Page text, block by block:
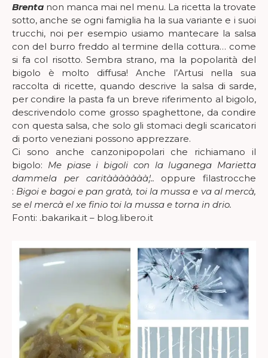
Brenta non manca mai nel menu. La ricetta la trovate
sotto, anche se ogni famiglia ha la sua variante e i suoi
trucchi, noi per esempio usiamo mantecare la salsa
con del burro freddo al termine della cottura… come
si fa col risotto. Sembra strano, ma la popolarità del
bigolo è molto diffusa! Anche l’Artusi nella sua
raccolta di ricette, quando descrive la salsa di sarde,
per condire la pasta fa un breve riferimento al bigolo,
descrivendolo come grosso spaghettone, da condire
con questa salsa, che solo gli stomaci degli scaricatori
di porto veneziani possono apprezzare.
Ci sono anche canzonipopolari che richiamano il
bigolo: Me piase i bigoli con la luganega Marietta
dammela per caritààààààà¦.. oppure filastrocche
: Bigoi e bagoi e pan gratà, toi la mussa e va al mercà,
se el mercà el xe finio toi la mussa e torna in drio.
Fonti: .bakarika.it – blog.libero.it